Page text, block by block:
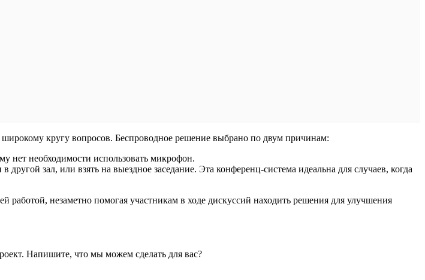
кругу вопросов. Беспроводное решение выбрано по двум причинам:
нет необходимости использовать микрофон.
зал, или взять на выездное заседание. Эта конференц-система идеальна для случаев, когда
незаметно помогая участникам в ходе дискуссий находить решения для улучшения
Напишите, что мы можем сделать для вас?